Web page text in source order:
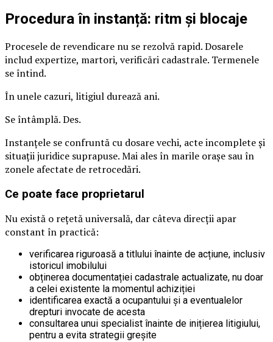
Procedura în instanță: ritm și blocaje
Procesele de revendicare nu se rezolvă rapid. Dosarele
includ expertize, martori, verificări cadastrale. Termenele
se întind.
În unele cazuri, litigiul durează ani.
Se întâmplă. Des.
Instanțele se confruntă cu dosare vechi, acte incomplete și
situații juridice suprapuse. Mai ales în marile orașe sau în
zonele afectate de retrocedări.
Ce poate face proprietarul
Nu există o rețetă universală, dar câteva direcții apar
constant în practică:
verificarea riguroasă a titlului înainte de acțiune, inclusiv
istoricul imobilului
obținerea documentației cadastrale actualizate, nu doar
a celei existente la momentul achiziției
identificarea exactă a ocupantului și a eventualelor
drepturi invocate de acesta
consultarea unui specialist înainte de inițierea litigiului,
pentru a evita strategii greșite